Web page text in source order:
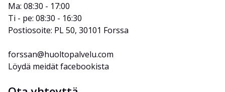
Ma: 08:30 - 17:00
Ti - pe: 08:30 - 16:30
Postiosoite: PL 50, 30101 Forssa
forssan@huoltopalvelu.com
Löydä meidät facebookista